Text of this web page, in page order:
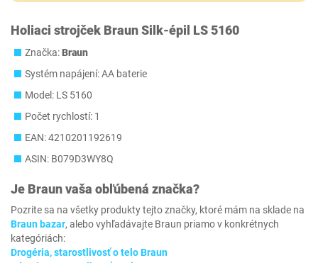
Holiaci strojček Braun Silk-épil LS 5160
Značka:Braun
Systém napájení: AA baterie
Model: LS 5160
Počet rychlostí: 1
EAN: 4210201192619
ASIN: B079D3WY8Q
Je Braunvaša obľúbená značka?
Pozrite sa na všetky produkty tejto značky, ktoré mám na sklade na
Braun bazar, alebo vyhľadávajte Braun priamo v konkrétnych
kategóriách:
Drogéria, starostlivosť o telo Braun